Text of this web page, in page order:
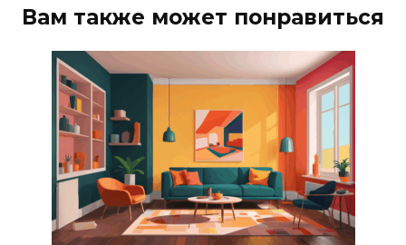
Вам также может понравиться